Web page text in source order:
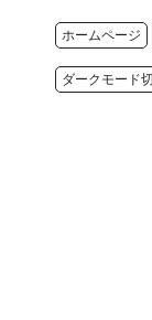
ホームページ
ダークモード